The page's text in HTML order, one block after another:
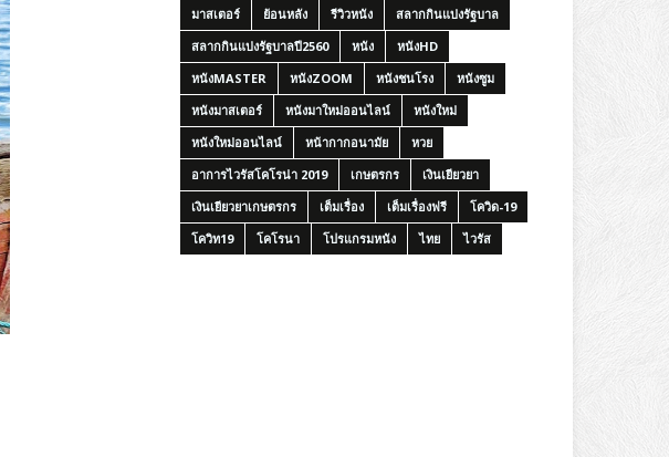
มาสเตอร์
ย้อนหลัง รีวิวหนัง
สลากกินแบ่งรัฐบาล
สลากกินแบ่งรัฐบาลปี2560
หนัง
หนังHD
หนังMASTER
หนังZOOM หนังชนโรง
หนังซูม
หนังมาสเตอร์
หนังมาใหม่ออนไลน์
หนังใหม่
หนังใหม่ออนไลน์
หน้ากากอนามัย
หวย
อาการไวรัสโคโรน่า 2019
เกษตรกร
เงินเยียวยา
เงินเยียวยาเกษตรกร
เต็มเรื่อง เต็มเรื่องฟรี
โควิด-19
โควิท19
โคโรนา โปรแกรมหนัง ไทย ไวรัส